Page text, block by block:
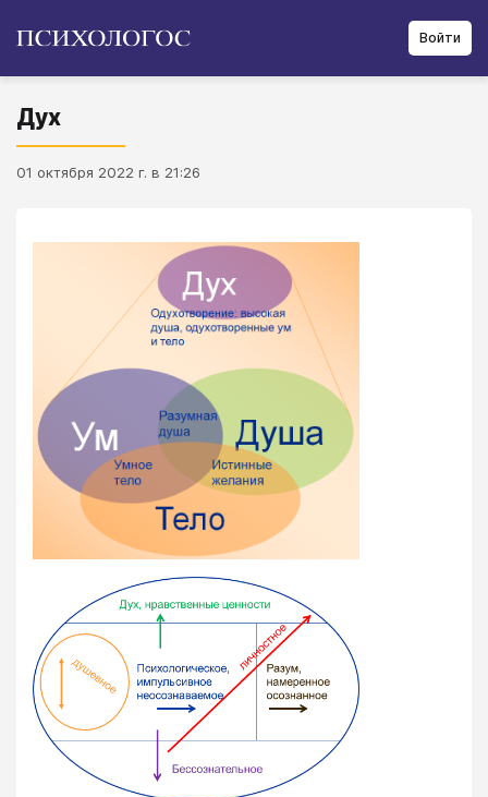
Войти
Дух
01 октября 2022 г. в 21:26